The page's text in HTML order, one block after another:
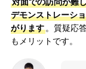
対面での訪問が難
デモンストレーシ
がります。質疑応
もメリットです。